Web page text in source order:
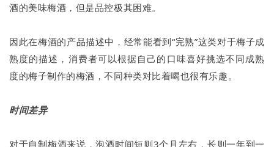
酒的美味梅酒，但是品控极其困难。
因此在梅酒的产品描述中，经常能看到“完熟”这类对于梅子成
熟度的描述，消费者可以根据自己的口味喜好挑选不同成熟
度的梅子制作的梅酒，不同种类对比着喝也很有乐趣。
时间差异
对于自制梅酒来说，泡酒时间短则3个月左右，长则一年到一